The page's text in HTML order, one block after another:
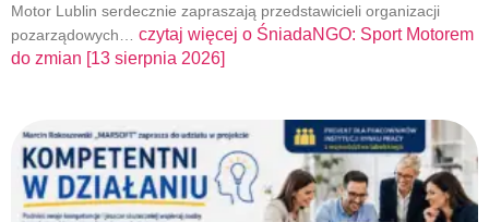
Motor Lublin serdecznie zapraszają przedstawicieli organizacji
pozarządowych… czytaj więcej o ŚniadaNGO: Sport Motorem
do zmian [13 sierpnia 2026]